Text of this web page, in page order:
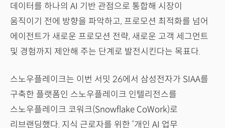
데이터를 하나의 AI 기반 관점으로 통합해 시장이
움직이기 전에 방향을 파악하고, 프로모션 최적화를 넘어
에이전트가 새로운 프로모션 전략, 새로운 고객 세그먼트
및 경험까지 제안해 주는 단계로 발전시킨다는 목표다.
스노우플레이크는 이번 서밋 26에서 삼성전자가 SIAA를
구축한 플랫폼인 스노우플레이크 인텔리전스를
스노우플레이크 코워크(Snowflake CoWork)로
리브랜딩했다. 지식 근로자를 위한 ‘개인 AI 업무